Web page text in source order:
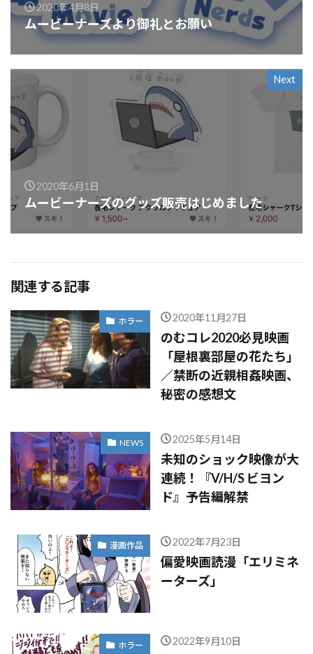
2020年4月8日
ムービーナーズより御礼とお願い
Next
2020年6月1日
ムービーナーズのグッズ販売はじめました
関連する記事
ホラー 2020年11月27日
のむコレ2020必見映画
「屋根裏部屋の花たち」
／禁断の近親相姦映画、
秘密の感想文
NEWS 2025年5月14日
未知のショック映像が大
連続！『V/H/S ビヨン
ド』予告編解禁
漫画作品 2022年7月23日
偏愛映画読漫「エリミネ
ーターズ」
ホラー 2022年9月10日